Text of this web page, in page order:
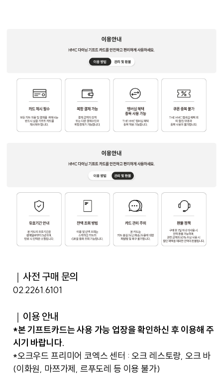
｜사전 구매 문의
02.2261.6101
｜이용 안내
*본 기프트카드는 사용 가능 업장을 확인하신 후 이용해 주
시기 바랍니다.
*오크우드 프리미어 코엑스 센터 : 오크 레스토랑, 오크 바
(이화원, 마쯔가제, 르푸도레 등 이용 불가)